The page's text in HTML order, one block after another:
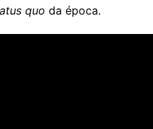
quo da época.